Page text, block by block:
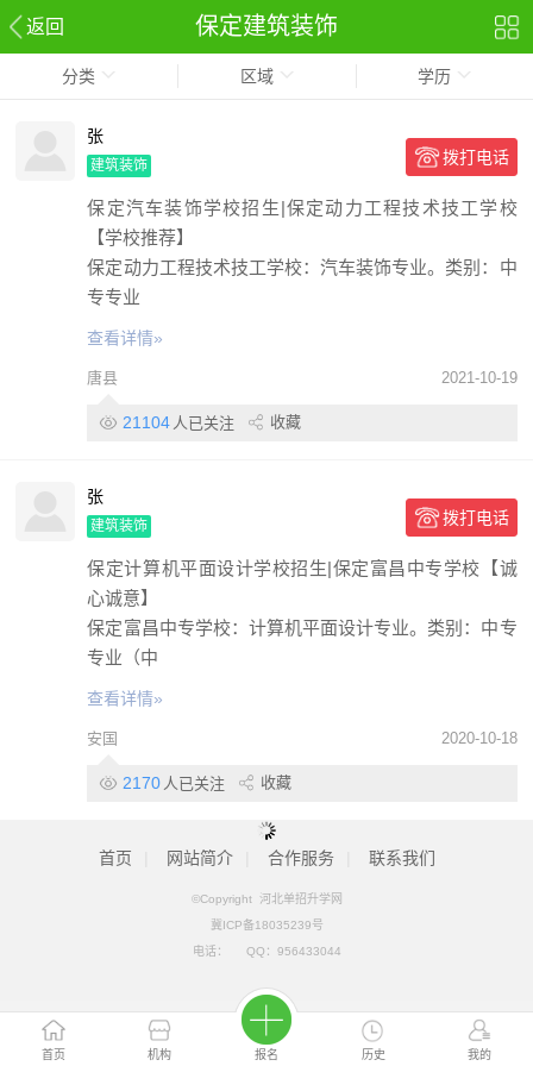
返回 保定建筑装饰
首页 机构 报名 历史 我的
分类 区域 学历
张
建筑装饰 拨打电话
保定汽车装饰学校招生|保定动力工程技术技工学校
【学校推荐】
保定动力工程技术技工学校：汽车装饰专业。类别：中
专专业
查看详情»
唐县 2021-10-19
21104 人已关注 收藏
张
建筑装饰 拨打电话
保定计算机平面设计学校招生|保定富昌中专学校【诚
心诚意】
保定富昌中专学校：计算机平面设计专业。类别：中专
专业（中
查看详情»
安国 2020-10-18
2170 人已关注 收藏
首页 网站简介 合作服务 联系我们
©Copyright 河北单招升学网
冀ICP备18035239号
电话：
QQ： 956433044